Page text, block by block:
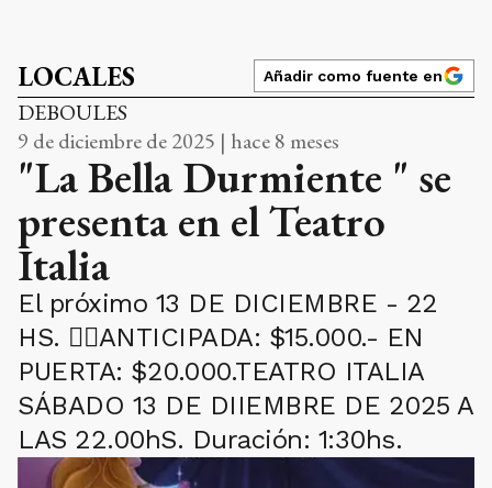
LOCALES Añadir como fuente en
DEBOULES
9 de diciembre de 2025 | hace 8 meses
"La Bella Durmiente " se
presenta en el Teatro
Italia
El próximo 13 DE DICIEMBRE - 22
HS. 👉🏻ANTICIPADA: $15.000.- EN
PUERTA: $20.000.TEATRO ITALIA
SÁBADO 13 DE DIIEMBRE DE 2025 A
LAS 22.00hS. Duración: 1:30hs.